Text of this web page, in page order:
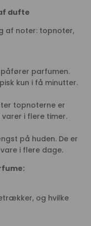
dufte
af noter: topnoter,
parfumen.
kun i få minutter.
topnoterne er
i flere timer.
på huden. De er
i flere dage.
og hvilke